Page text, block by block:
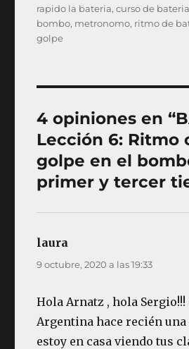
rapido la bateria,curso de bateria
bombo, metronomo, ritmo de
golpe
4 opiniones en
Lección 6: Ritmo
golpe en el
primer y tercer
laura
9 octubre, 2020 a las 19:33
Hola Arnatz , hola Sergio!!!
Argentina hace recién una
estoy en casa viendo tus